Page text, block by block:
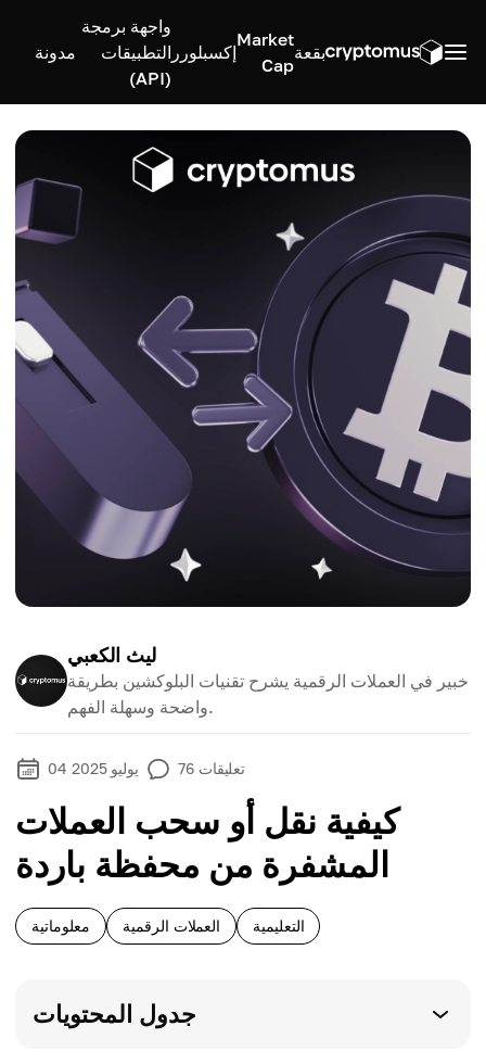
بقعة
Market
Cap
إكسبلورر
واجهة برمجة
التطبيقات
(API)
مدونة
ليث الكعبي
خبير في العملات الرقمية يشرح تقنيات البلوكشين بطريقة
واضحة وسهلة الفهم.
04 يوليو 2025 76 تعليقات
كيفية نقل أو سحب العملات
المشفرة من محفظة باردة
معلوماتية العملات الرقمية التعليمية
جدول المحتويات